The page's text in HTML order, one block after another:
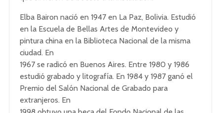
Elba Bairon nació en 1947 en La Paz, Bolivia. Estudió
en la Escuela de Bellas Artes de Montevideo y
pintura china en la Biblioteca Nacional de la misma
ciudad. En
1967 se radicó en Buenos Aires. Entre 1980 y 1986
estudió grabado y litografía. En 1984 y 1987 ganó el
Premio del Salón Nacional de Grabado para
extranjeros. En